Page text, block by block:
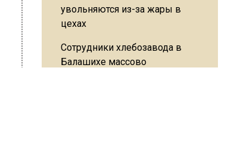
Сотрудники хлебозавода в
Балашихе массово